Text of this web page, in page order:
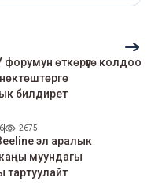
өткөрүүгө колдоо
билдирет
2675
эл аралык
муундагы